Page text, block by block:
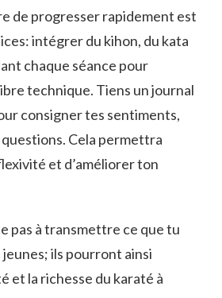
de progresser rapidement est
intégrer du kihon, du kata
chaque séance pour
technique. Tiens un journal
consigner tes sentiments,
Cela permettra
et d’améliorer ton
pas à transmettre ce que tu
ils pourront ainsi
et la richesse du karaté à